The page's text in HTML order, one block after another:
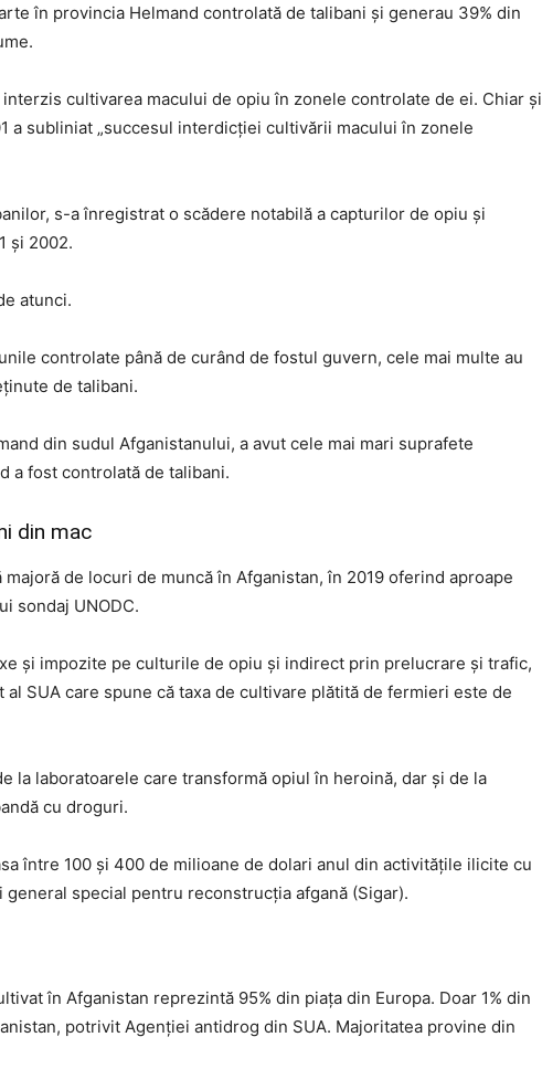
în provincia Helmand controlată de talibani și generau 39% din
cultivarea macului de opiu în zonele controlate de ei. Chiar și
a subliniat „succesul interdicției cultivării macului în zonele
s-a înregistrat o scădere notabilă a capturilor de opiu și
și 2002.
atunci.
controlate până de curând de fostul guvern, cele mai multe au
de talibani.
din sudul Afganistanului, a avut cele mai mari suprafete
a fost controlată de talibani.
din mac
de locuri de muncă în Afganistan, în 2019 oferind aproape
sondaj UNODC.
și impozite pe culturile de opiu și indirect prin prelucrare și trafic,
SUA care spune că taxa de cultivare plătită de fermieri este de
la laboratoarele care transformă opiul în heroină, dar și de la
cu droguri.
între 100 și 400 de milioane de dolari anul din activitățile ilicite cu
special pentru reconstrucția afgană (Sigar).
în Afganistan reprezintă 95% din piața din Europa. Doar 1% din
potrivit Agenției antidrog din SUA. Majoritatea provine din